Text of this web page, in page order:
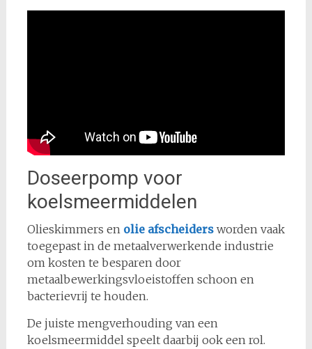
Doseerpomp voor
koelsmeermiddelen
Olieskimmers en olie afscheidersworden vaak
toegepast in de metaalverwerkende industrie
om kosten te besparen door
metaalbewerkingsvloeistoffen schoon en
bacterievrij te houden.
De juiste mengverhouding van een
koelsmeermiddel speelt daarbij ook een rol.